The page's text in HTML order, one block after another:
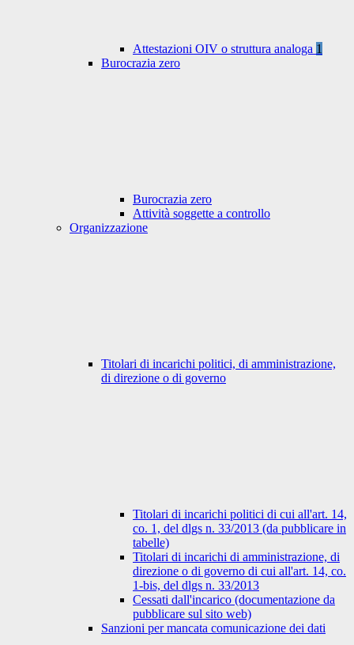
Attestazioni OIV o struttura analoga 1
Burocrazia zero
Burocrazia zero
Attività soggette a controllo
Organizzazione
Titolari di incarichi politici, di amministrazione,
di direzione o di governo
Titolari di incarichi politici di cui all'art. 14,
co. 1, del dlgs n. 33/2013 (da pubblicare in
tabelle)
Titolari di incarichi di amministrazione, di
direzione o di governo di cui all'art. 14, co.
1-bis, del dlgs n. 33/2013
Cessati dall'incarico (documentazione da
pubblicare sul sito web)
Sanzioni per mancata comunicazione dei dati